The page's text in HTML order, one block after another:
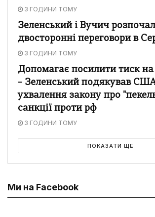
3 ГОДИНИ ТОМУ
Зеленський і Вучич
двосторонні переговори в
3 ГОДИНИ ТОМУ
Допомагає посилити тиск на
– Зеленський подякував
ухвалення закону про
санкції проти рф
3 ГОДИНИ ТОМУ
ПОКАЗАТИ ЩЕ
Ми на Facebook